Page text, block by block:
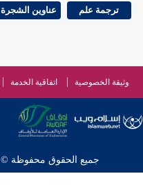
ترجمة علم عناوين الشجرة
وثيقة الخصوصية اتفاقية الخدمة
جميع الحقوق محفوظة © 2026 - 1998 لشبكة إسلام ويب